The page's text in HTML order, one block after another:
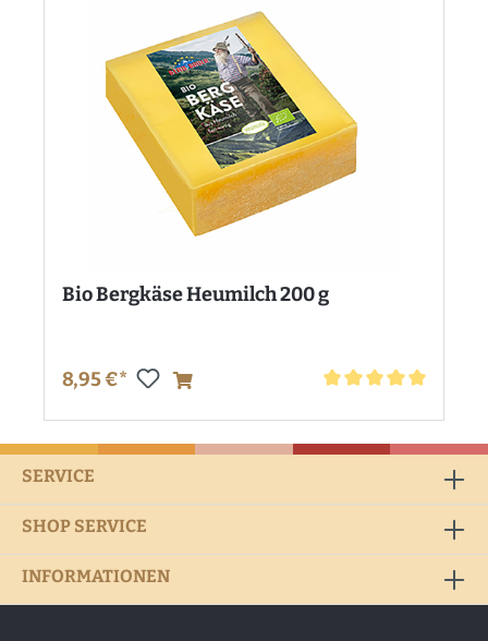
Bio Bergkäse Heumilch 200 g
8,95 €*
SERVICE
SHOP SERVICE
INFORMATIONEN